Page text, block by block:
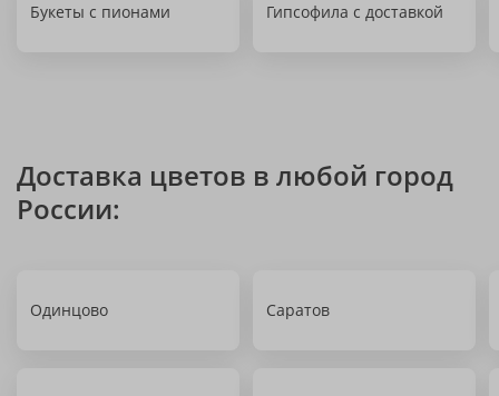
Букеты с пионами Гипсофила с доставкой
Доставка цветов в любой город
России:
Одинцово Саратов